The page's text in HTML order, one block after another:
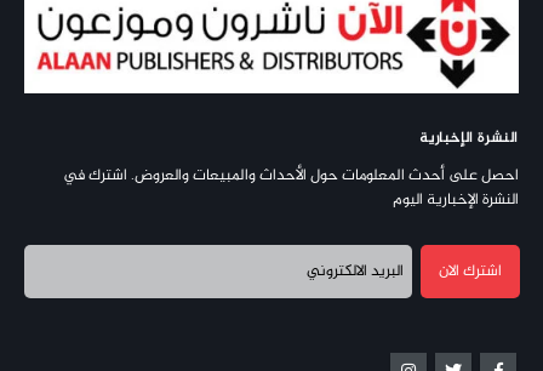
النشرة الإخبارية
احصل على أحدث المعلومات حول الأحداث والمبيعات والعروض. اشترك في
النشرة الإخبارية اليوم